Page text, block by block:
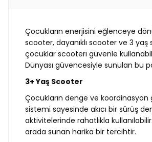
Çocukların enerjisini eğlenceye
scooter, dayanıklı scooter ve 3
çocuklar scooterı güvenle
Dünyası güvencesiyle sunulan bu
3+ Yaş Scooter
Çocukların denge ve koordinasyon
sistemi sayesinde akıcı bir sürüş
aktivitelerinde rahatlıkla
arada sunan harika bir tercihtir.